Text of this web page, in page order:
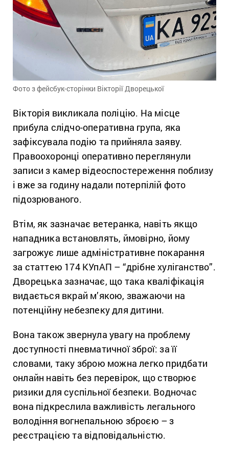
Фото з фейсбук-сторінки Вікторії Дворецької
Вікторія викликала поліцію. На місце
прибула слідчо-оперативна група, яка
зафіксувала подію та прийняла заяву.
Правоохоронці оперативно переглянули
записи з камер відеоспостереження поблизу
і вже за годину надали потерпілій фото
підозрюваного.
Втім, як зазначає ветеранка, навіть якщо
нападника встановлять, ймовірно, йому
загрожує лише адміністративне покарання
за статтею 174 КУпАП – “дрібне хуліганство”.
Дворецька зазначає, що така кваліфікація
видається вкрай м’якою, зважаючи на
потенційну небезпеку для дитини.
Вона також звернула увагу на проблему
доступності пневматичної зброї: за її
словами, таку зброю можна легко придбати
онлайн навіть без перевірок, що створює
ризики для суспільної безпеки. Водночас
вона підкреслила важливість легального
володіння вогнепальною зброєю – з
реєстрацією та відповідальністю.